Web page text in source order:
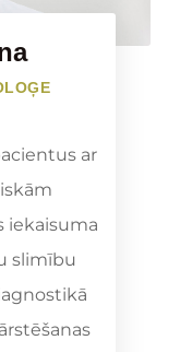
ar
iekaisuma
slimību